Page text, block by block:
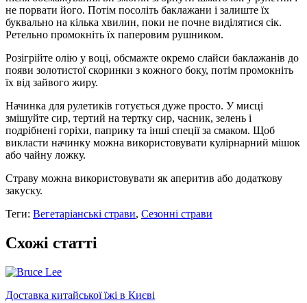
не порвати його. Потім посоліть баклажани і залиште їх
буквально на кілька хвилин, поки не почне виділятися сік.
Ретельно промокніть їх паперовим рушником.
Розігрійте олію у воці, обсмажте окремо слайси баклажанів до
появи золотистої скоринки з кожного боку, потім промокніть
їх від зайвого жиру.
Начинка для рулетиків готується дуже просто. У мисці
змішуйте сир, тертий на тертку сир, часник, зелень і
подрібнені горіхи, паприку та інші спеції за смаком. Щоб
викласти начинку можна використовувати кулірнарний мішок
або чайну ложку.
Страву можна використовувати як аперитив або додаткову
закуску.
Теги: Вегетаріанські страви, Сезонні страви
Схожі статті
Доставка китайської їжі в Києві